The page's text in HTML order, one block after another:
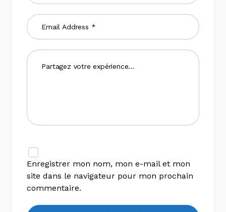
Enregistrer mon nom, mon e-mail et mon
site dans le navigateur pour mon prochain
commentaire.